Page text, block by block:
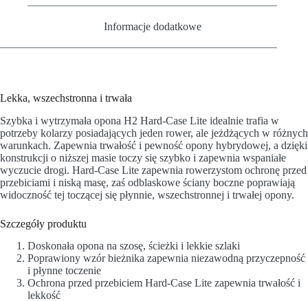
Informacje dodatkowe
Lekka, wszechstronna i trwała
Szybka i wytrzymała opona H2 Hard-Case Lite idealnie trafia w
potrzeby kolarzy posiadających jeden rower, ale jeżdżących w różnych
warunkach. Zapewnia trwałość i pewność opony hybrydowej, a dzięki
konstrukcji o niższej masie toczy się szybko i zapewnia wspaniałe
wyczucie drogi. Hard-Case Lite zapewnia rowerzystom ochronę przed
przebiciami i niską masę, zaś odblaskowe ściany boczne poprawiają
widoczność tej toczącej się płynnie, wszechstronnej i trwałej opony.
Szczegóły produktu
Doskonała opona na szosę, ścieżki i lekkie szlaki
Poprawiony wzór bieżnika zapewnia niezawodną przyczepność
i płynne toczenie
Ochrona przed przebiciem Hard-Case Lite zapewnia trwałość i
lekkość